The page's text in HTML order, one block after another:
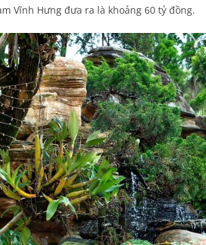
Vĩnh Hưng đưa ra là khoảng 60 tỷ đồng.